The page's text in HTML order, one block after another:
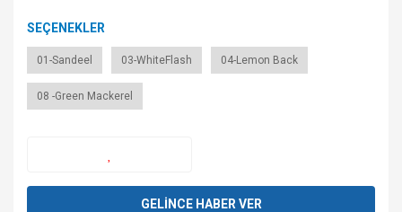
SEÇENEKLER
01-Sandeel 03-WhiteFlash 04-Lemon Back
08 -Green Mackerel
GELİNCE HABER VER